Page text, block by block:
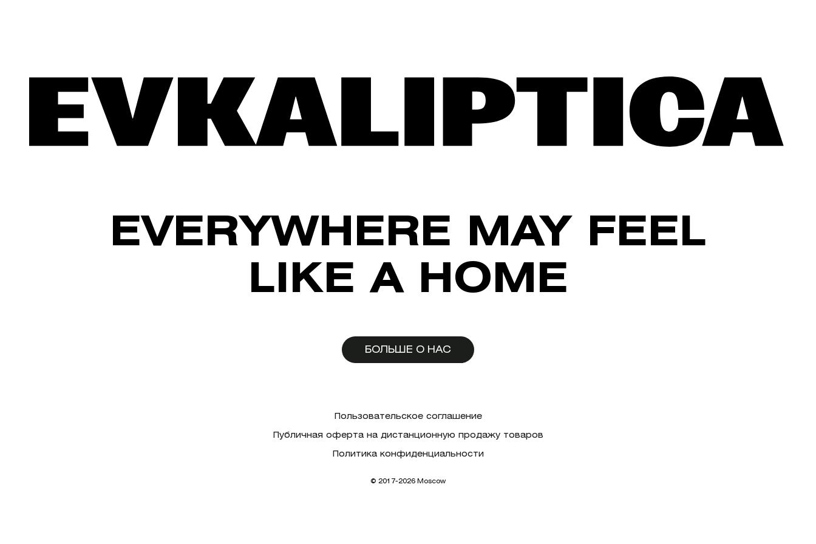
EVERYWHERE MAY FEEL
LIKE A HOME
БОЛЬШЕ О НАС
Пользовательское соглашение
Публичная оферта на дистанционную продажу товаров
Политика конфиденциальности
© 2017-2026 Moscow